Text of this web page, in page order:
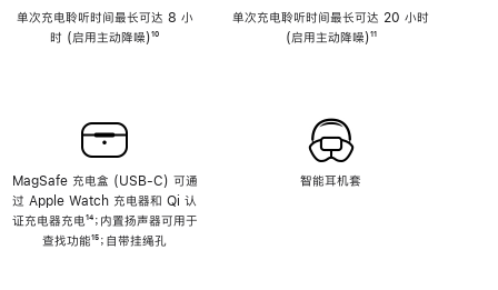
单次充电聆听时间最长可达 8 小
时 (启用主动降噪)脚
¹⁰
MagSafe 充电盒 (USB-C) 可通
过 Apple Watch 充电器和 Qi 认
证充电器充电脚
注
¹⁴；内置扬声器可用于
查找功能脚
¹⁵；自带挂绳孔
单次充电聆听时间最长可达 20 小时
(启用主动降噪)脚
¹¹
智能耳机套